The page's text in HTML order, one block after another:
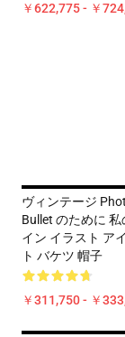
￥622,775 - ￥
ヴィンテージ
Bullet のために 私
イン イラスト ア
ト バケツ 帽子
￥311,750 - ￥